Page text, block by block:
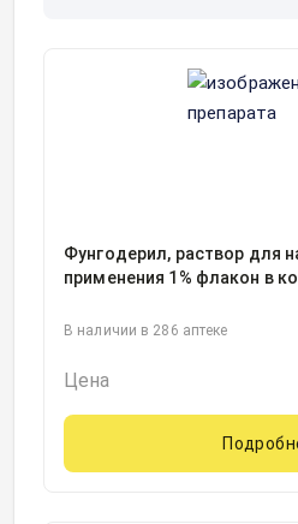
Фунгодерил, раствор для
применения 1% флакон в
15миллилитр, 1
В наличии в 286 аптеке
Цена